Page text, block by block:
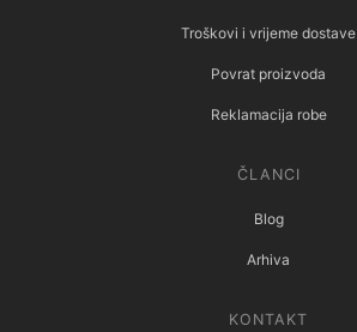
Troškovi i vrijeme dostave
Povrat proizvoda
Reklamacija robe
ČLANCI
Blog
Arhiva
KONTAKT